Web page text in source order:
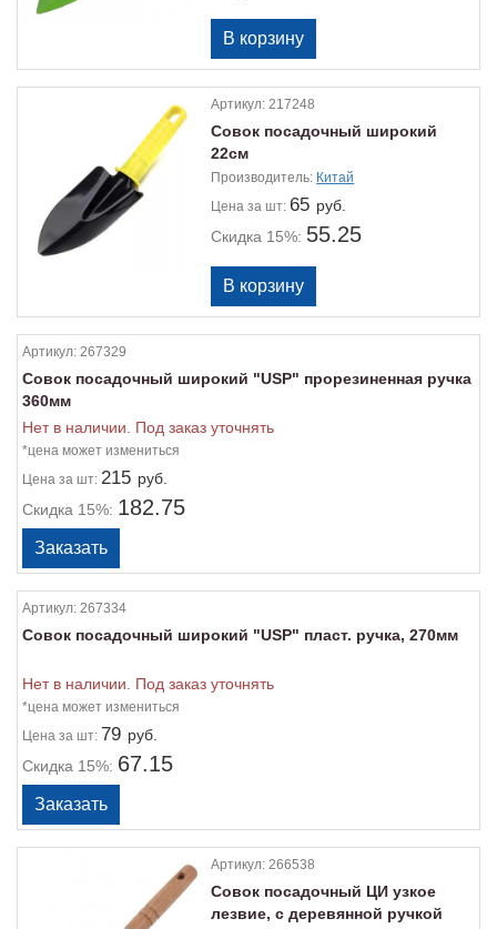
Артикул:217248
Совок посадочный широкий
22см
Производитель: Китай
Цена за шт:65 руб.
Скидка 15%: 55.25
Артикул: 267329
Совок посадочный широкий "USP" прорезиненная ручка
360мм
Нет в наличии. Под заказ уточнять
*цена может измениться
Цена за шт: 215 руб.
Скидка 15%: 182.75
Артикул: 267334
Совок посадочный широкий "USP" пласт. ручка, 270мм
Нет в наличии. Под заказ уточнять
*цена может измениться
Цена за шт: 79 руб.
Скидка 15%: 67.15
Артикул:266538
Совок посадочный ЦИ узкое
лезвие, с деревянной ручкой